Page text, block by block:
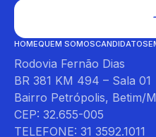
HOMEQUEM SOMOSCANDIDATOS
Rodovia Fernão Dias
BR 381 KM 494 – Sala 01
Bairro Petrópolis, Betim/
CEP: 32.655-005
TELEFONE: 31 3592.1011